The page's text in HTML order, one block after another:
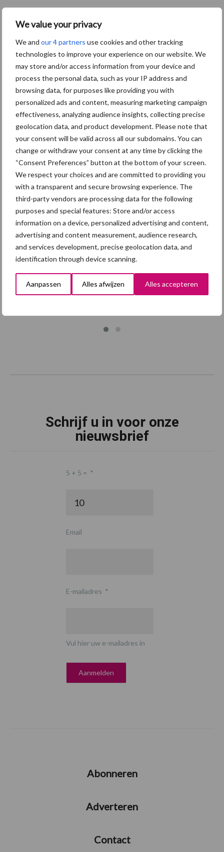
We value your privacy
We and our 4 partners use cookies and other tracking
technologies to improve your experience on our website. We
may store and/or access information from your device and
process the personal data, such as your IP address and
browsing data, for purposes like providing you with
personalized ads and content, measuring marketing campaign
effectiveness, analyzing audience insights, collecting precise
geolocation data, and product development. Please note that
your consent will be valid across all our subdomains. You can
change or withdraw your consent at any time by clicking the
“Consent Preferences” button at the bottom of your screen.
We respect your choices and are committed to providing you
with a transparent and secure browsing experience. The
third-party vendors are processing data for the following
purposes and special features: Store and/or access
information on a device, personalized advertising and content,
advertising and content measurement, audience research,
and services development, precise geolocation data, and
identification through device scanning.
Aanpassen Alles afwijzen Alles accepteren
Zoeken...
Zoek
Footer Onze brandpartners
Schrijf u in voor onze
nieuwsbrief
5 + 5 = *
Email
E-mailadres *
Vul hier uw e-mailadres in
Abonneren
Adverteren
Contact